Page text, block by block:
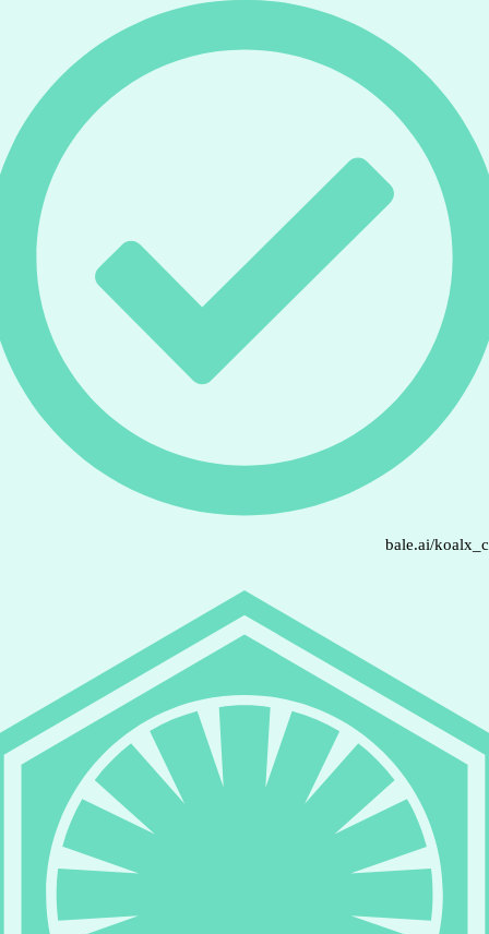
bale.ai/